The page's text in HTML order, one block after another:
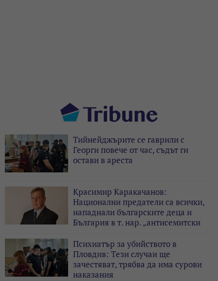
Тийнейджърите се гаврили с
Георги повече от час, съдът ги
остави в ареста
Красимир Каракачанов:
Национални предатели са всички,
нападнали българските деца и
България в т. нар. „антисемитски
Психиатър за убийството в
Пловдив: Тези случаи ще
зачестяват, трябва да има сурови
наказания